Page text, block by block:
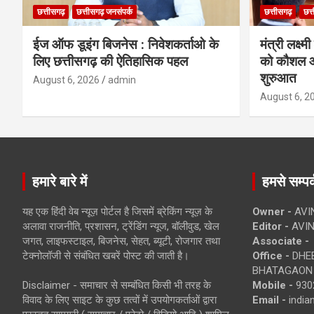
छत्तीसगढ़ छत्तीसगढ़ जनसंपर्क
ईज ऑफ डूइंग बिजनेस : निवेशकर्ताओ के
लिए छत्तीसगढ़ की ऐतिहासिक पहल
August 6, 2026 admin
छत्तीसगढ़
मंत्री
को कौशल
शुरुआत
August 6,
हमारे बारे में
यह एक हिंदी वेब न्यूज़ पोर्टल है जिसमें ब्रेकिंग न्यूज़ के
अलावा राजनीति, प्रशासन, ट्रेंडिंग न्यूज, बॉलीवुड, खेल
जगत, लाइफस्टाइल, बिजनेस, सेहत, ब्यूटी, रोजगार तथा
टेक्नोलॉजी से संबंधित खबरें पोस्ट की जाती है।
Disclaimer - समाचार से सम्बंधित किसी भी तरह के
विवाद के लिए साइट के कुछ तत्वों में उपयोगकर्ताओं द्वारा
हमसे
Owner -
Editor -
Associate -
Office -
Mobile -
Email -